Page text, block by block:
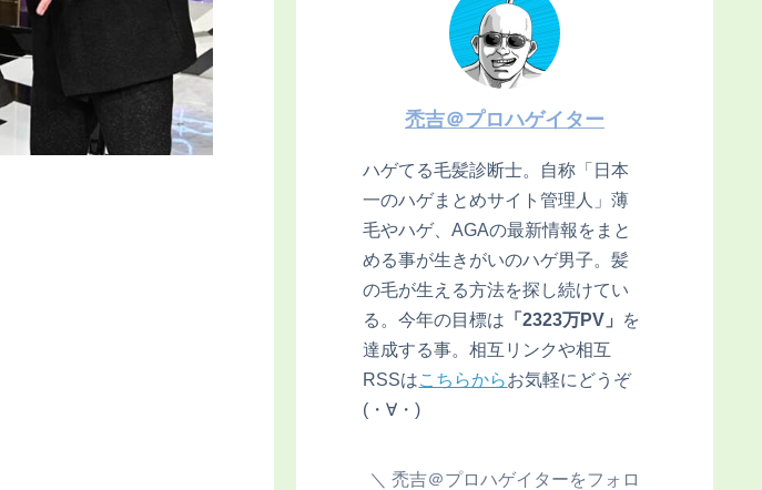
禿吉＠プロハゲイター
ハゲてる毛髪診断士。自称「日本
一のハゲまとめサイト管理人」薄
毛やハゲ、AGAの最新情報をまと
める事が生きがいのハゲ男子。髪
の毛が生える方法を探し続けてい
る。今年の目標は 「2323万PV」 を
達成する事。相互リンクや相互
RSSはこちらからお気軽にどうぞ
(・∀・)
禿吉＠プロハゲイターをフォロ